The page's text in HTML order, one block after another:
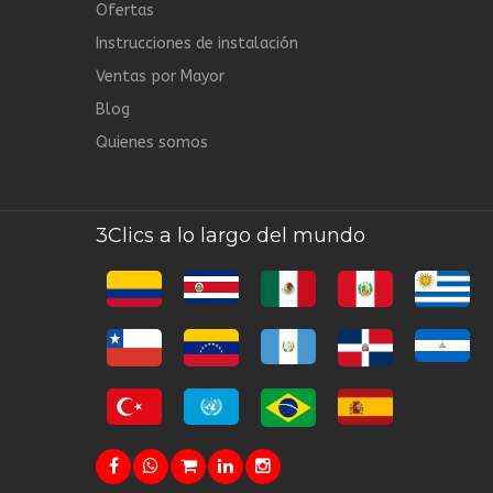
Ofertas
Instrucciones de instalación
Ventas por Mayor
Blog
Quienes somos
3Clics a lo largo del mundo